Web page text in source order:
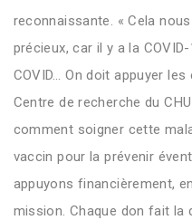
reconnaissante. « Cela
précieux, car il y a la
COVID… On doit appuyer
Centre de recherche du
comment soigner cette
vaccin pour la prévenir
appuyons financièrement,
mission. Chaque don fait la